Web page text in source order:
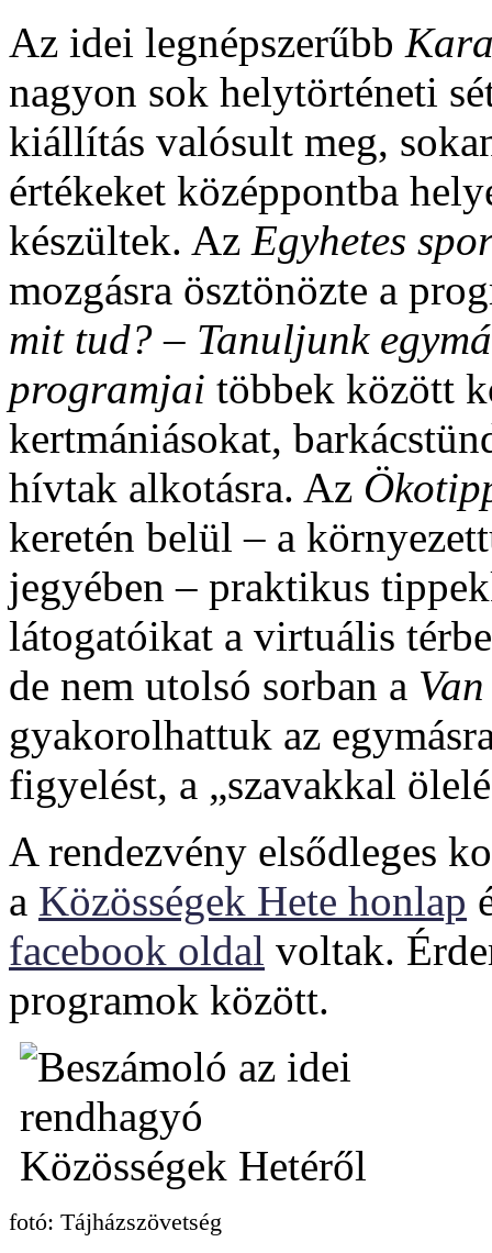
Az idei legnépszerűbb
nagyon sok helytörténeti
kiállítás valósult meg,
értékeket középpontba
készültek. Az Egyhetes
mozgásra ösztönözte a
mit tud? – Tanuljunk
programjai többek között
kertmániásokat,
hívtak alkotásra. Az
keretén belül – a
jegyében – praktikus
látogatóikat a virtuális
de nem utolsó sorban a
gyakorolhattuk az
figyelést, a „szavakkal
A rendezvény elsődleges
a Közösségek Hete honlap
facebook oldal voltak.
programok között.
fotó: Tájházszövetség